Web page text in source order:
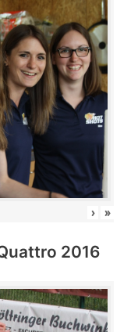
› »
2016